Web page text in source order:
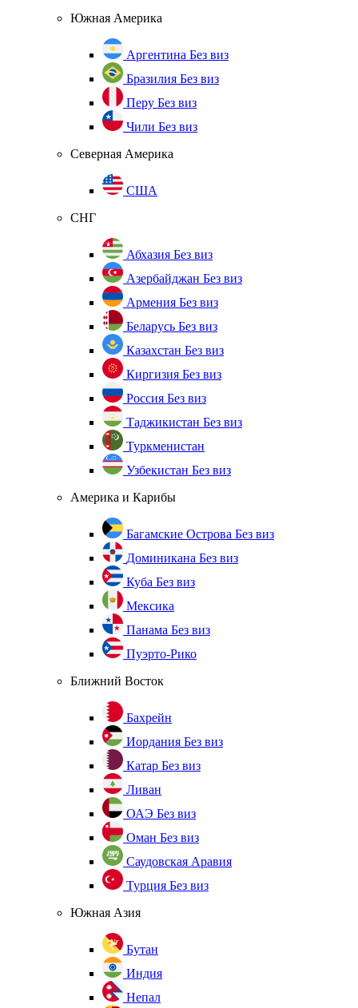
Южная Америка
Аргентина Без виз
Бразилия Без виз
Перу Без виз
Чили Без виз
Северная Америка
США
СНГ
Абхазия Без виз
Азербайджан Без виз
Армения Без виз
Беларусь Без виз
Казахстан Без виз
Киргизия Без виз
Россия Без виз
Таджикистан Без виз
Туркменистан
Узбекистан Без виз
Америка и Карибы
Багамские Острова Без виз
Доминикана Без виз
Куба Без виз
Мексика
Панама Без виз
Пуэрто-Рико
Ближний Восток
Бахрейн
Иордания Без виз
Катар Без виз
Ливан
ОАЭ Без виз
Оман Без виз
Саудовская Аравия
Турция Без виз
Южная Азия
Бутан
Индия
Непал